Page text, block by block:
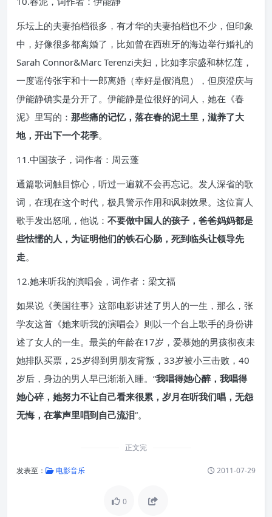
乐坛上的夫妻拍档很多，有才华的夫妻拍档也不少，但印象
中，好像很多都离婚了，比如曾在西班牙的海边举行婚礼的
Sarah Connor&Marc Terenzi夫妇，比如李宗盛和林忆莲，
一度谣传张宇和十一郎离婚（幸好是假消息），但庾澄庆与
伊能静确实是分开了。伊能静是位很好的词人，她在《春
泥》里写的： 那些痛的记忆，落在春的泥土里，滋养了大
地，开出下一个花季。
11.中国孩子，词作者：周云蓬
通篇歌词触目惊心，听过一遍就不会再忘记。发人深省的歌
词，在现在这个时代，极具警示作用和讽刺效果。这位盲人
歌手发出怒吼，他说： 不要做中国人的孩子，爸爸妈妈都是
些怯懦的人，为证明他们的铁石心肠，死到临头让领导先
走。
12.她来听我的演唱会，词作者：梁文福
如果说《美国往事》这部电影讲述了男人的一生，那么，张
学友这首《她来听我的演唱会》则以一个台上歌手的身份讲
述了女人的一生。最美的年龄在17岁，爱慕她的男孩彻夜未
她排队买票，25岁得到男朋友背叛，33岁被小三击败，40
岁后，身边的男人早已渐渐入睡。“我唱得她心醉，我唱得
她心碎，她努力不让自己看来很累，岁月在听我们唱，无怨
无悔，在掌声里唱到自己流泪”。
正文完
发表至： 电影音乐 2011-07-29
0